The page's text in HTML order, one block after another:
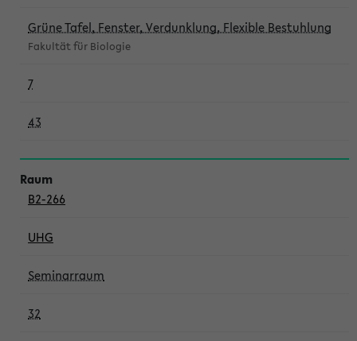
Grüne Tafel, Fenster, Verdunklung, Flexible Bestuhlung
Fakultät für Biologie
7
43
B2-266
UHG
Seminarraum
32